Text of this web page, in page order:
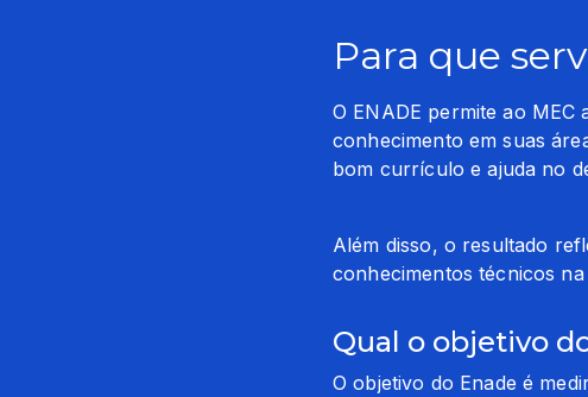
Para que
O ENADE permite ao MEC
conhecimento em suas
bom currículo e ajuda no
Além disso, o resultado
conhecimentos técnicos
Qual o objetivo
O objetivo do Enade é